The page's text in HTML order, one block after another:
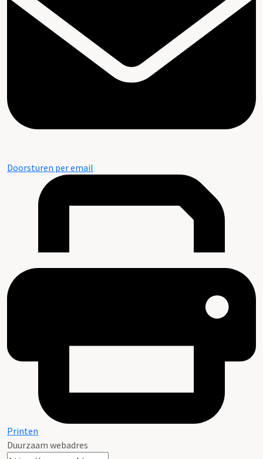
Doorsturen per email
Printen
Duurzaam webadres